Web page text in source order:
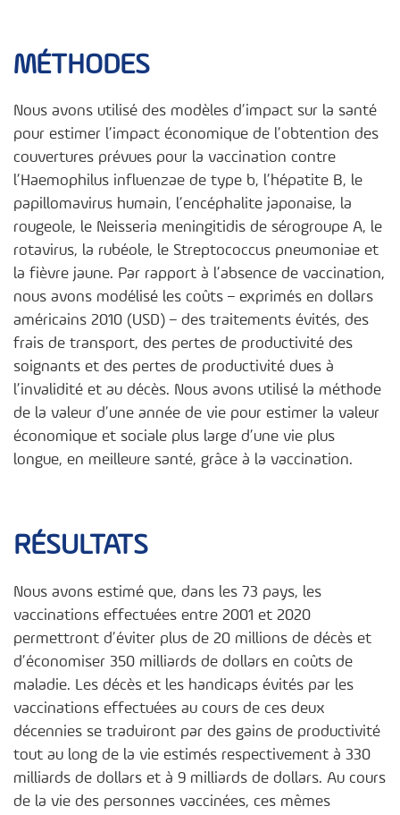
MÉTHODES
Nous avons utilisé des modèles d’impact sur la santé
pour estimer l’impact économique de l’obtention des
couvertures prévues pour la vaccination contre
l’Haemophilus influenzae de type b, l’hépatite B, le
papillomavirus humain, l’encéphalite japonaise, la
rougeole, le Neisseria meningitidis de sérogroupe A, le
rotavirus, la rubéole, le Streptococcus pneumoniae et
la fièvre jaune. Par rapport à l’absence de vaccination,
nous avons modélisé les coûts – exprimés en dollars
américains 2010 (USD) – des traitements évités, des
frais de transport, des pertes de productivité des
soignants et des pertes de productivité dues à
l’invalidité et au décès. Nous avons utilisé la méthode
de la valeur d’une année de vie pour estimer la valeur
économique et sociale plus large d’une vie plus
longue, en meilleure santé, grâce à la vaccination.
RÉSULTATS
Nous avons estimé que, dans les 73 pays, les
vaccinations effectuées entre 2001 et 2020
permettront d’éviter plus de 20 millions de décès et
d’économiser 350 milliards de dollars en coûts de
maladie. Les décès et les handicaps évités par les
vaccinations effectuées au cours de ces deux
décennies se traduiront par des gains de productivité
tout au long de la vie estimés respectivement à 330
milliards de dollars et à 9 milliards de dollars. Au cours
de la vie des personnes vaccinées, ces mêmes